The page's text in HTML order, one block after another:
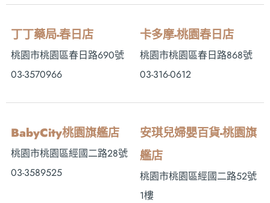
丁丁藥局-春日店
桃園市桃園區春日路690號
03-3570966
卡多摩-桃園春日店
桃園市桃園區春日路868號
03-316-0612
BabyCity桃園旗艦店
桃園市桃園區經國二路28號
03-3589525
安琪兒婦嬰百貨-桃園旗
艦店
桃園市桃園區經國二路52號
1樓